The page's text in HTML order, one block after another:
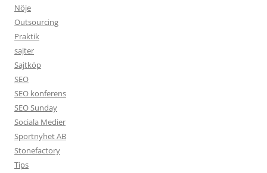
Nöje
Outsourcing
Praktik
sajter
Sajtköp
SEO
SEO konferens
SEO Sunday
Sociala Medier
Sportnyhet AB
Stonefactory
Tips